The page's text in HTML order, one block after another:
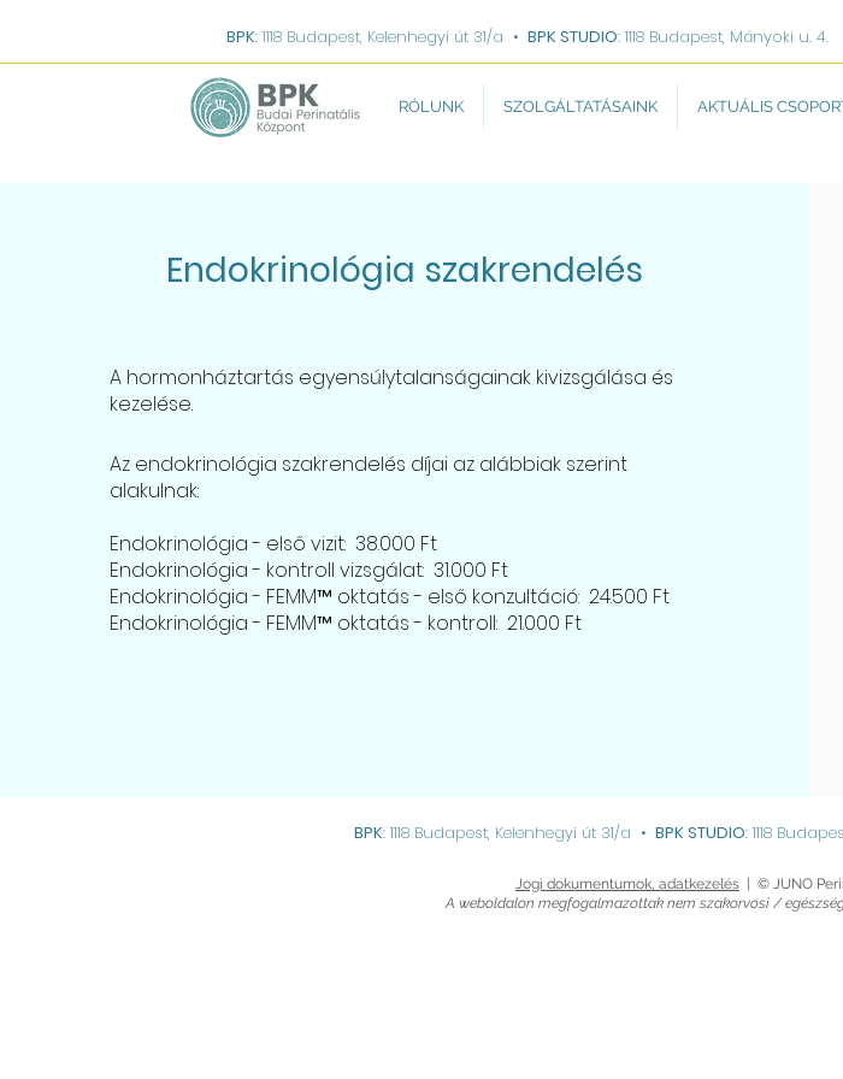
BPK: 1118 Budapest, Kelenhegyi út 31/a • BPK STUDIO: 1118 Budapest, Mányoki u. 4.
RÓLUNK SZOLGÁLTATÁSAINK AKTUÁLIS
Endokrinológia szakrendelés
A hormonháztartás egyensúlytalanságainak kivizsgálása és
kezelése.
Az endokrinológia szakrendelés díjai az alábbiak szerint
alakulnak:
Endokrinológia - első vizit: 38.000 Ft
Endokrinológia - kontroll vizsgálat: 31.000 Ft
Endokrinológia - FEMM™ oktatás - első konzultáció: 24.500 Ft
Endokrinológia - FEMM™ oktatás - kontroll: 21.000 Ft
BPK: 1118 Budapest, Kelenhegyi út 31/a • BPK STUDIO: 1118
Jogi dokumentumok, adatkezelés | © JUNO
A weboldalon megfogalmazottak nem szakorvosi /